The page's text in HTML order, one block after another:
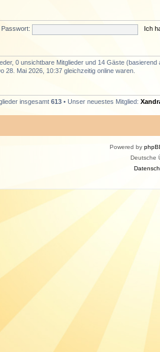
Passwort: Ich
0 unsichtbare Mitglieder und 14 Gäste
28. Mai 2026, 10:37 gleichzeitig online waren.
insgesamt 613 • Unser neuestes Mitglied:
Powered by
Deutsche